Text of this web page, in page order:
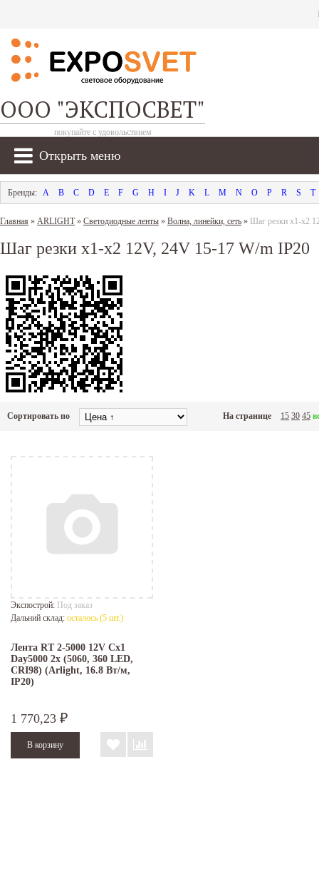
ООО "ЭКСПОСВЕТ"
покупайте с удовольствием
Открыть меню
A B C D E F G H I J K L M N O P R S T
Главная » ARLIGHT» Светодиодные ленты » Волна, линейки, сеть » Шаг резки х1-x2
Шаг резки х1-x2 12V, 24V 15-17 W/m IP20
Сортировать по На странице 15 30 45
Экспострой: Под заказ
Дальний склад: осталось (5 шт.)
Лента RT 2-5000 12V Cx1
Day5000 2x (5060, 360 LED,
CRI98) (Arlight, 16.8 Вт/м,
IP20)
1 770,23 ₽